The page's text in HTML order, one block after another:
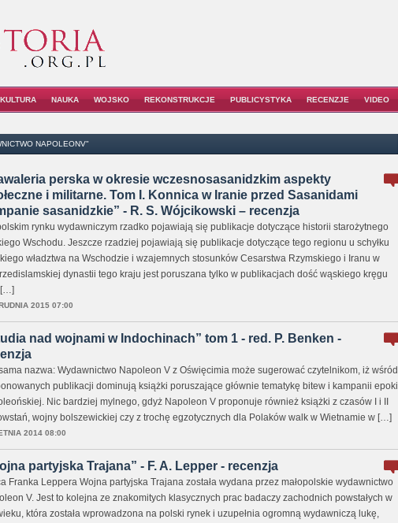
KULTURA NAUKA WOJSKO REKONSTRUKCJE PUBLICYSTYKA RECENZJE VIDEO
NAPOLEONV"
perska w okresie wczesnosasanidzkim aspekty
i militarne. Tom I. Konnica w Iranie przed Sasanidami
sasanidzkie” - R. S. Wójcikowski – recenzja
rynku wydawniczym rzadko pojawiają się publikacje dotyczące historii starożytnego
Wschodu. Jeszcze rzadziej pojawiają się publikacje dotyczące tego regionu u schyłku
władztwa na Wschodzie i wzajemnych stosunków Cesarstwa Rzymskiego i Iranu w
dynastii tego kraju jest poruszana tylko w publikacjach dość wąskiego kręgu
[…]
2015 07:00
nad wojnami w Indochinach” tom 1 - red. P. Benken -
nazwa: Wydawnictwo Napoleon V z Oświęcimia może sugerować czytelnikom, iż wśród
publikacji dominują książki poruszające głównie tematykę bitew i kampanii epoki
Nic bardziej mylnego, gdyż Napoleon V proponuje również książki z czasów I i II
wojny bolszewickiej czy z trochę egzotycznych dla Polaków walk w Wietnamie w […]
2014 08:00
partyjska Trajana” - F. A. Lepper - recenzja
Franka Leppera Wojna partyjska Trajana została wydana przez małopolskie wydawnictwo
V. Jest to kolejna ze znakomitych klasycznych prac badaczy zachodnich powstałych w
która została wprowadzona na polski rynek i uzupełnia ogromną wydawniczą lukę,